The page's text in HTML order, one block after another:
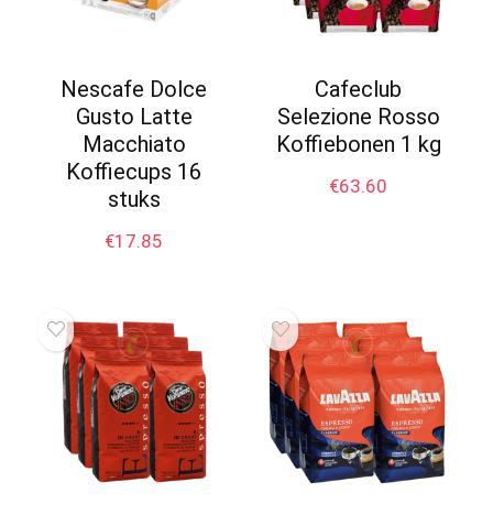
Nescafe Dolce
Gusto Latte
Macchiato
Koffiecups 16
stuks
€17.85
Cafeclub
Selezione Rosso
Koffiebonen 1 kg
€63.60